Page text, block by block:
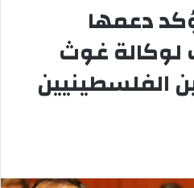
دعمها
لوكالة غوث
الفلسطينيين